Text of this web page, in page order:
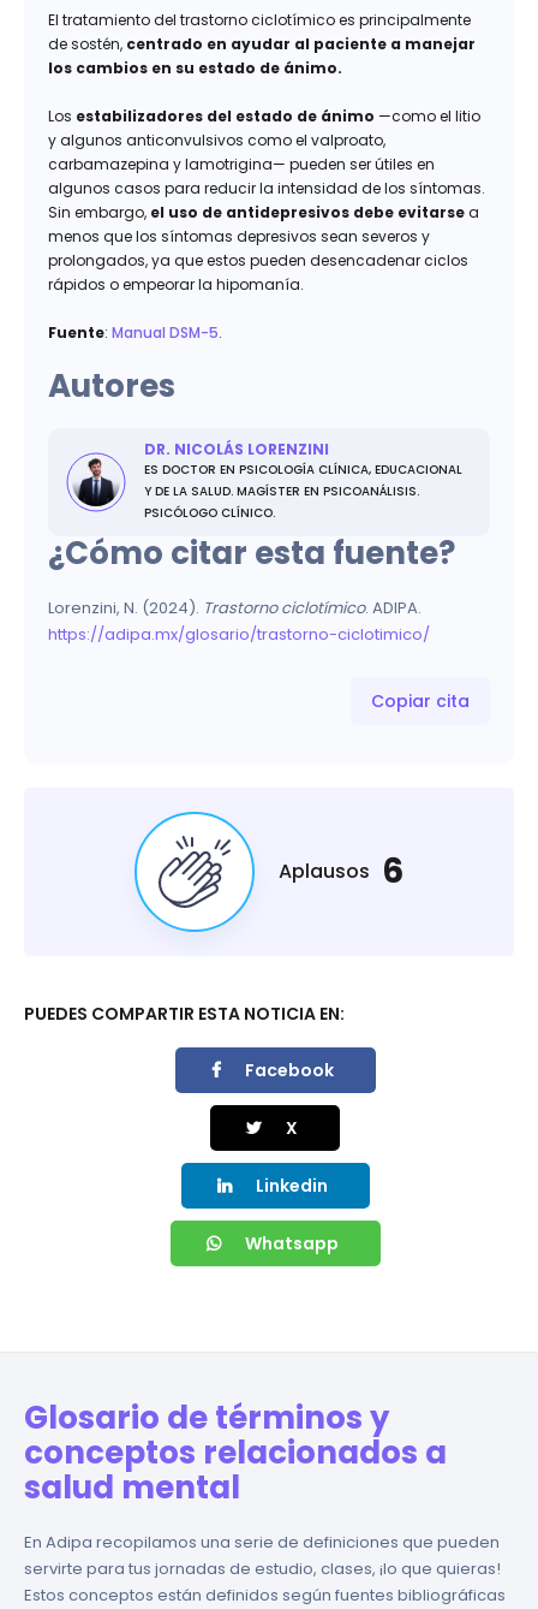
El tratamiento del trastorno ciclotímico es principalmente
de sostén, centrado en ayudar al paciente a manejar
los cambios en su estado de ánimo.
Los estabilizadores del estado de ánimo —como el litio
y algunos anticonvulsivos como el valproato,
carbamazepina y lamotrigina— pueden ser útiles en
algunos casos para reducir la intensidad de los síntomas.
Sin embargo, el uso de antidepresivos debe evitarsea
menos que los síntomas depresivos sean severos y
prolongados, ya que estos pueden desencadenar ciclos
rápidos o empeorar la hipomanía.
Fuente: Manual DSM-5.
Autores
DR. NICOLÁS LORENZINI
ES DOCTOR EN PSICOLOGÍA CLÍNICA, EDUCACIONAL
Y DE LA SALUD. MAGÍSTER EN PSICOANÁLISIS.
PSICÓLOGO CLÍNICO.
¿Cómo citar esta fuente?
Lorenzini, N. (2024). Trastorno ciclotímico. ADIPA.
https://adipa.mx/glosario/trastorno-ciclotimico/
Copiar cita
Aplausos 6
PUEDES COMPARTIR ESTA NOTICIA EN:
Facebook
X
Linkedin
Whatsapp
Glosario de términos y
conceptos relacionados a
salud mental
En Adipa recopilamos una serie de definiciones que pueden
servirte para tus jornadas de estudio, clases, ¡lo que quieras!
Estos conceptos están definidos según fuentes bibliográficas